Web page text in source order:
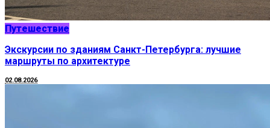
Путешествие
Экскурсии по зданиям Санкт-Петербурга: лучшие
маршруты по архитектуре
02.08.2026